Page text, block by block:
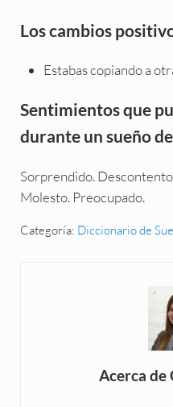
Los cambios
Estabas copiando a
Sentimientos que
durante un sueño
Sorprendido.
Molesto. Preocupado.
Categoría: Diccionario de
Acerca de